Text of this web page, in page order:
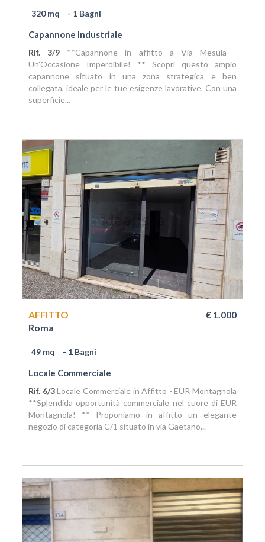
320 mq - 1 Bagni
Capannone Industriale
Rif. 3/9 **Capannone in affitto a Via Mesula -
Un'Occasione Imperdibile! ** Scopri questo ampio
capannone situato in una zona strategica e ben
collegata, ideale per le tue esigenze lavorative. Con una
superficie...
AFFITTO
€ 1.000
Roma
49 mq - 1 Bagni
Locale Commerciale
Rif. 6/3Locale Commerciale in Affitto - EUR Montagnola
**Splendida opportunità commerciale nel cuore di EUR
Montagnola! ** Proponiamo in affitto un elegante
negozio di categoria C/1 situato in via Gaetano...